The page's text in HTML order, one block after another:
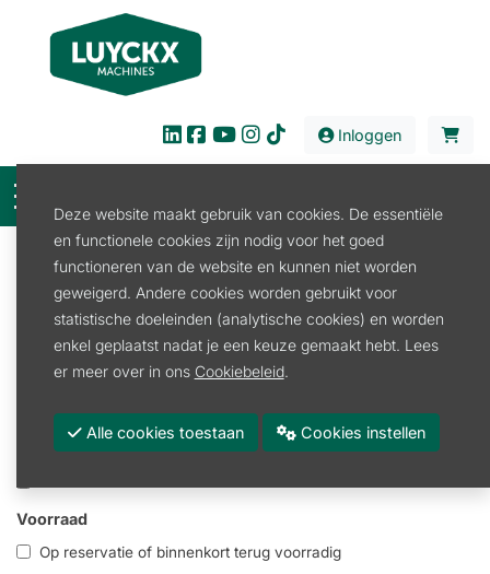
Inloggen
Filter
Verhuur
Combisysteem
Deelbaar Benzine
Promoties
Merk
Voorraad
Op reservatie of binnenkort terug voorradig
Deze website maakt gebruik van cookies. De essentiële
en functionele cookies zijn nodig voor het goed
functioneren van de website en kunnen niet worden
geweigerd. Andere cookies worden gebruikt voor
statistische doeleinden (analytische cookies) en worden
enkel geplaatst nadat je een keuze gemaakt hebt. Lees
er meer over in ons Cookiebeleid.
Alle cookies toestaan Cookies instellen